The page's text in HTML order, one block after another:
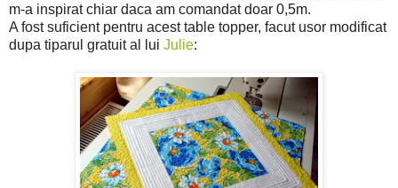
m-a inspirat chiar daca am comandat doar 0,5m.
A fost suficient pentru acest table topper, facut usor modificat
dupa tiparul gratuit al lui Julie: